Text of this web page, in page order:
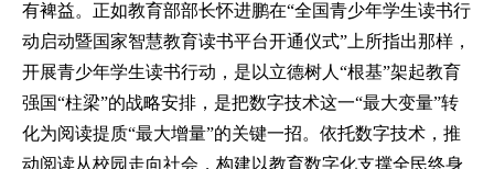
有裨益。正如教育部部长怀进鹏在“全国青少年学生读书行
动启动暨国家智慧教育读书平台开通仪式”上所指出那样，
开展青少年学生读书行动，是以立德树人“根基”架起教育
强国“柱梁”的战略安排，是把数字技术这一“最大变量”转
化为阅读提质“最大增量”的关键一招。依托数字技术，推
动阅读从校园走向社会，构建以教育数字化支撑全民终身